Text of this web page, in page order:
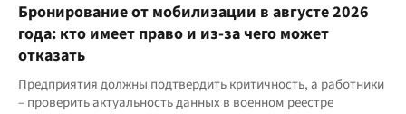
Бронирование от мобилизации в августе 2026
года: кто имеет право и из-за чего может
отказать
Предприятия должны подтвердить критичность, а работники
– проверить актуальность данных в военном реестре